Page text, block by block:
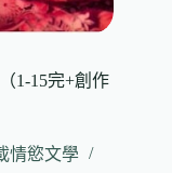
1-15完+創作
情慾文學